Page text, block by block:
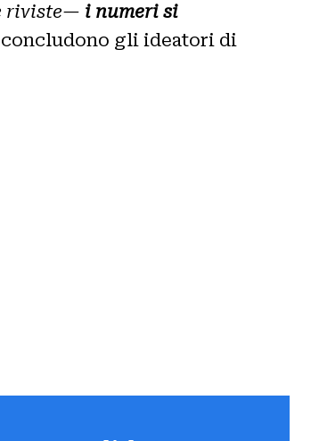
riviste— i numeri si
concludono gli ideatori di